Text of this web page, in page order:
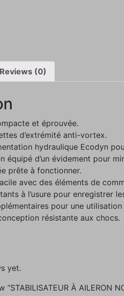
Reviews (0)
et éprouvée.
d’extrémité anti-vortex.
hydraulique Ecodyn
équipé d’un évidement pour
prête à fonctionner.
avec des éléments de
à l’usure pour enregistrer
pour une
résistante aux chocs.
yet.
À AILERON